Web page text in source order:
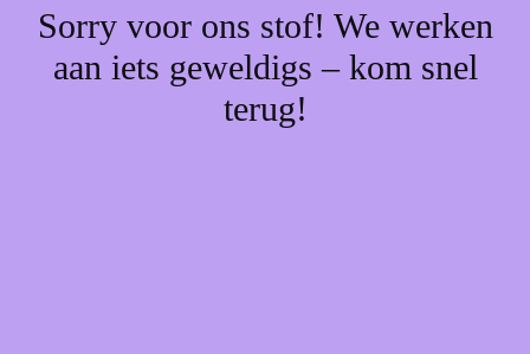
Sorry voor ons stof! We werken
aan iets geweldigs – kom snel
terug!